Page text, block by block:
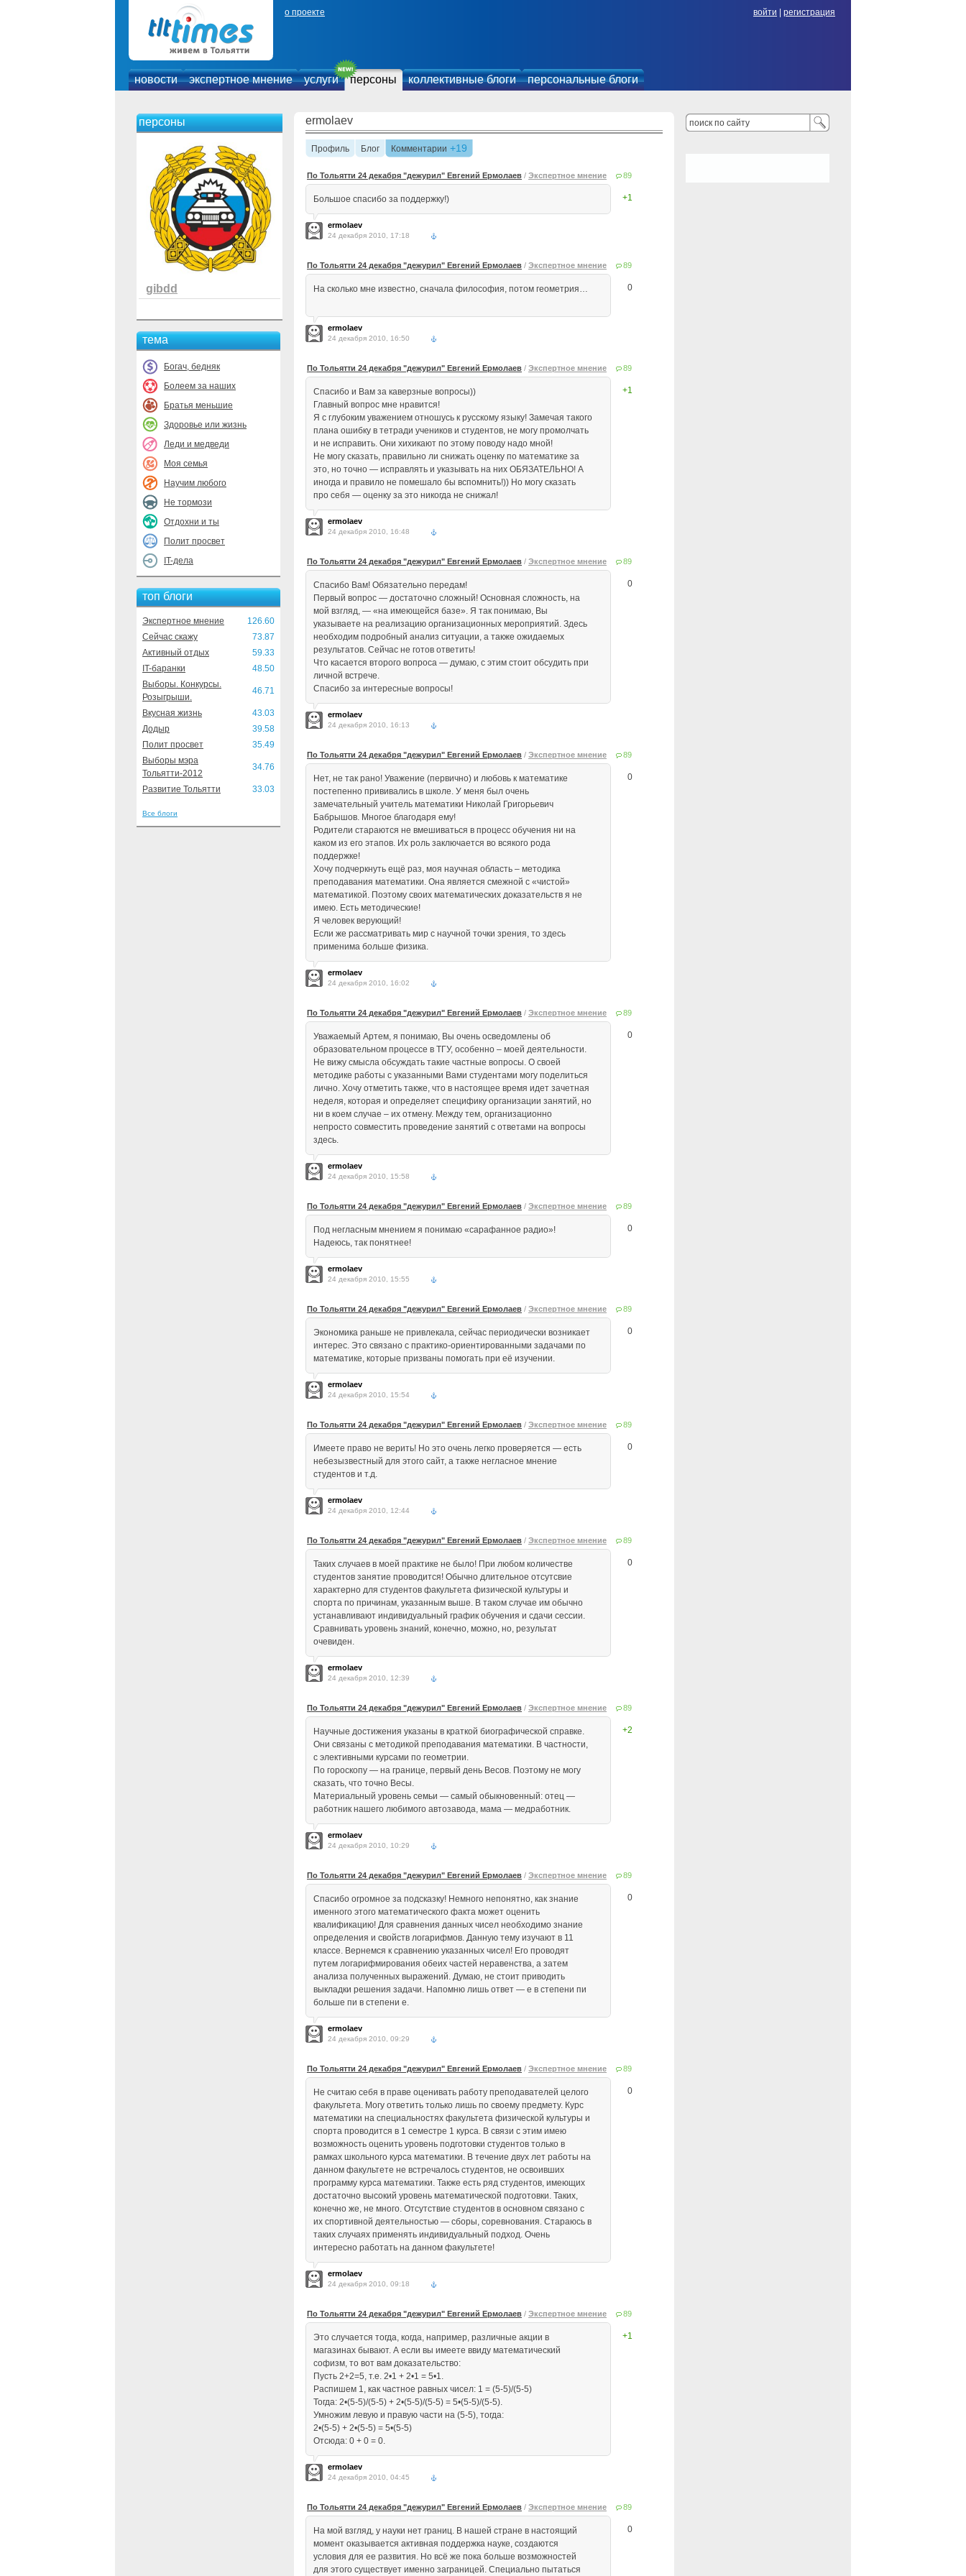
о проекте войти регистрация
новости экспертное мнение услуги персоны коллективные блоги персональные блоги
персоны
gibdd
тема
Богач, бедняк
Болеем за наших
Братья меньшие
Здоровье или жизнь
Леди и медведи
Моя семья
Научим любого
Не тормози
Отдохни и ты
Полит просвет
IT-дела
топ блоги
Экспертное мнение
126.60
Сейчас скажу
73.87
Активный отдых
59.33
IT-баранки
48.50
Выборы. Конкурсы.
Розыгрыши.
46.71
Вкусная жизнь
43.03
Додыр
39.58
Полит просвет
35.49
Выборы мэра
Тольятти-2012
34.76
Развитие Тольятти 33.03
Все блоги
ermolaev
Профиль Блог Комментарии +19
По Тольятти 24 декабря "дежурил" Евгений Ермолаев / Экспертное мнение 89
+1
Большое спасибо за поддержку!)
ermolaev
24 декабря 2010, 17:18
По Тольятти 24 декабря "дежурил" Евгений Ермолаев / Экспертное мнение 89
0
На сколько мне известно, сначала философия, потом геометрия…
ermolaev
24 декабря 2010, 16:50
По Тольятти 24 декабря "дежурил" Евгений Ермолаев / Экспертное мнение 89
+1
Спасибо и Вам за каверзные вопросы))
Главный вопрос мне нравится!
Я с глубоким уважением отношусь к русскому языку! Замечая такого
плана ошибку в тетради учеников и студентов, не могу промолчать
и не исправить. Они хихикают по этому поводу надо мной!
Не могу сказать, правильно ли снижать оценку по математике за
это, но точно — исправлять и указывать на них ОБЯЗАТЕЛЬНО! А
иногда и правило не помешало бы вспомнить!)) Но могу сказать
про себя — оценку за это никогда не снижал!
ermolaev
24 декабря 2010, 16:48
По Тольятти 24 декабря "дежурил" Евгений Ермолаев / Экспертное мнение 89
0
Спасибо Вам! Обязательно передам!
Первый вопрос — достаточно сложный! Основная сложность, на
мой взгляд, — «на имеющейся базе». Я так понимаю, Вы
указываете на реализацию организационных мероприятий. Здесь
необходим подробный анализ ситуации, а также ожидаемых
результатов. Сейчас не готов ответить!
Что касается второго вопроса — думаю, с этим стоит обсудить при
личной встрече.
Спасибо за интересные вопросы!
ermolaev
24 декабря 2010, 16:13
По Тольятти 24 декабря "дежурил" Евгений Ермолаев / Экспертное мнение 89
0
Нет, не так рано! Уважение (первично) и любовь к математике
постепенно прививались в школе. У меня был очень
замечательный учитель математики Николай Григорьевич
Бабрышов. Многое благодаря ему!
Родители стараются не вмешиваться в процесс обучения ни на
каком из его этапов. Их роль заключается во всякого рода
поддержке!
Хочу подчеркнуть ещё раз, моя научная область – методика
преподавания математики. Она является смежной с «чистой»
математикой. Поэтому своих математических доказательств я не
имею. Есть методические!
Я человек верующий!
Если же рассматривать мир с научной точки зрения, то здесь
применима больше физика.
ermolaev
24 декабря 2010, 16:02
По Тольятти 24 декабря "дежурил" Евгений Ермолаев / Экспертное мнение 89
0
Уважаемый Артем, я понимаю, Вы очень осведомлены об
образовательном процессе в ТГУ, особенно – моей деятельности.
Не вижу смысла обсуждать такие частные вопросы. О своей
методике работы с указанными Вами студентами могу поделиться
лично. Хочу отметить также, что в настоящее время идет зачетная
неделя, которая и определяет специфику организации занятий, но
ни в коем случае – их отмену. Между тем, организационно
непросто совместить проведение занятий с ответами на вопросы
здесь.
ermolaev
24 декабря 2010, 15:58
По Тольятти 24 декабря "дежурил" Евгений Ермолаев / Экспертное мнение 89
0
Под негласным мнением я понимаю «сарафанное радио»!
Надеюсь, так понятнее!
ermolaev
24 декабря 2010, 15:55
По Тольятти 24 декабря "дежурил" Евгений Ермолаев / Экспертное мнение 89
0
Экономика раньше не привлекала, сейчас периодически возникает
интерес. Это связано с практико-ориентированными задачами по
математике, которые призваны помогать при её изучении.
ermolaev
24 декабря 2010, 15:54
По Тольятти 24 декабря "дежурил" Евгений Ермолаев / Экспертное мнение 89
0
Имеете право не верить! Но это очень легко проверяется — есть
небезызвестный для этого сайт, а также негласное мнение
студентов и т.д.
ermolaev
24 декабря 2010, 12:44
По Тольятти 24 декабря "дежурил" Евгений Ермолаев / Экспертное мнение 89
0
Таких случаев в моей практике не было! При любом количестве
студентов занятие проводится! Обычно длительное отсутсвие
характерно для студентов факультета физической культуры и
спорта по причинам, указанным выше. В таком случае им обычно
устанавливают индивидуальный график обучения и сдачи сессии.
Сравнивать уровень знаний, конечно, можно, но, результат
очевиден.
ermolaev
24 декабря 2010, 12:39
По Тольятти 24 декабря "дежурил" Евгений Ермолаев / Экспертное мнение 89
+2
Научные достижения указаны в краткой биографической справке.
Они связаны с методикой преподавания математики. В частности,
с элективными курсами по геометрии.
По гороскопу — на границе, первый день Весов. Поэтому не могу
сказать, что точно Весы.
Материальный уровень семьи — самый обыкновенный: отец —
работник нашего любимого автозавода, мама — медработник.
ermolaev
24 декабря 2010, 10:29
По Тольятти 24 декабря "дежурил" Евгений Ермолаев / Экспертное мнение 89
0
Спасибо огромное за подсказку! Немного непонятно, как знание
именного этого математического факта может оценить
квалификацию! Для сравнения данных чисел необходимо знание
определения и свойств логарифмов. Данную тему изучают в 11
классе. Вернемся к сравнению указанных чисел! Его проводят
путем логарифмирования обеих частей неравенства, а затем
анализа полученных выражений. Думаю, не стоит приводить
выкладки решения задачи. Напомню лишь ответ — е в степени пи
больше пи в степени е.
ermolaev
24 декабря 2010, 09:29
По Тольятти 24 декабря "дежурил" Евгений Ермолаев / Экспертное мнение 89
0
Не считаю себя в праве оценивать работу преподавателей целого
факультета. Могу ответить только лишь по своему предмету. Курс
математики на специальностях факультета физической культуры и
спорта проводится в 1 семестре 1 курса. В связи с этим имею
возможность оценить уровень подготовки студентов только в
рамках школьного курса математики. В течение двух лет работы на
данном факультете не встречалось студентов, не освоивших
программу курса математики. Также есть ряд студентов, имеющих
достаточно высокий уровень математической подготовки. Таких,
конечно же, не много. Отсутствие студентов в основном связано с
их спортивной деятельностью — сборы, соревнования. Стараюсь в
таких случаях применять индивидуальный подход. Очень
интересно работать на данном факультете!
ermolaev
24 декабря 2010, 09:18
По Тольятти 24 декабря "дежурил" Евгений Ермолаев / Экспертное мнение 89
+1
Это случается тогда, когда, например, различные акции в
магазинах бывают. А если вы имеете ввиду математический
софизм, то вот вам доказательство:
Пyсть 2+2=5, т.е. 2•1 + 2•1 = 5•1.
Распишем 1, как частное равных чисел: 1 = (5-5)/(5-5)
Тогда: 2•(5-5)/(5-5) + 2•(5-5)/(5-5) = 5•(5-5)/(5-5).
Умножим левую и пpавyю части на (5-5), тогда:
2•(5-5) + 2•(5-5) = 5•(5-5)
Отсюда: 0 + 0 = 0.
ermolaev
24 декабря 2010, 04:45
По Тольятти 24 декабря "дежурил" Евгений Ермолаев / Экспертное мнение 89
0
На мой взгляд, у науки нет границ. В нашей стране в настоящий
момент оказывается активная поддержка науке, создаются
условия для ее развития. Но всё же пока больше возможностей
для этого существует именно заграницей. Специально пытаться